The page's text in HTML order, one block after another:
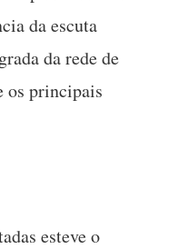
da escuta
da rede de
os principais
esteve o